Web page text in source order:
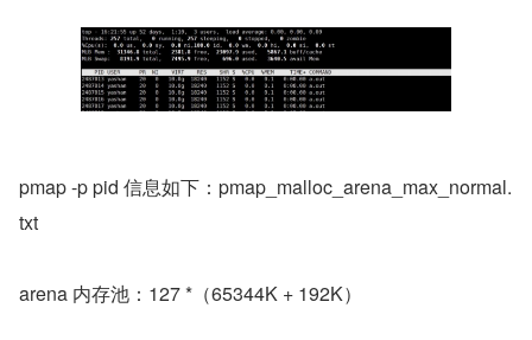
pmap -p pid 信息如下：pmap_malloc_arena_max_normal.
txt
arena 内存池：127 *（65344K + 192K）